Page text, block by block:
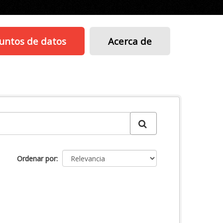
de datos Acerca de
Ordenar por